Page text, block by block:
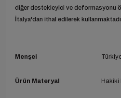
diğer destekleyici ve deformasyonu
İtalya'dan ithal edilerek
Menşei
Ürün Materyal Hakiki